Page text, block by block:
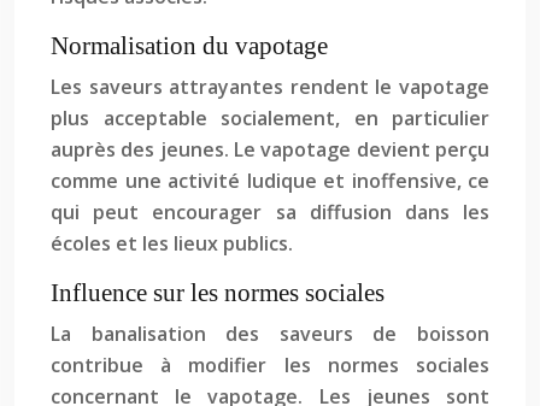
Normalisation du vapotage
Les saveurs attrayantes rendent le vapotage
plus acceptable socialement, en particulier
auprès des jeunes. Le vapotage devient perçu
comme une activité ludique et inoffensive, ce
qui peut encourager sa diffusion dans les
écoles et les lieux publics.
Influence sur les normes sociales
La banalisation des saveurs de boisson
contribue à modifier les normes sociales
concernant le vapotage. Les jeunes sont